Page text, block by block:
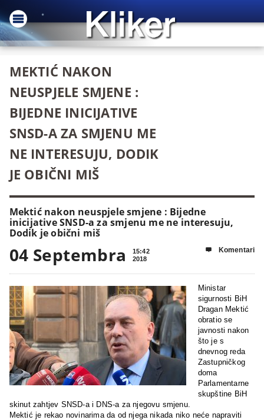
MEKTIĆ NAKON
NEUSPJELE SMJENE :
BIJEDNE INICIJATIVE
SNSD-A ZA SMJENU ME
NE INTERESUJU, DODIK
JE OBIČNI MIŠ
Mektić nakon neuspjele smjene : Bijedne
inicijative SNSD-a za smjenu me ne interesuju,
Dodik je obični miš
04 Septembra
15:42
2018
 Komentari
Ministar
sigurnosti BiH
Dragan Mektić
obratio se
javnosti nakon
što je s
dnevnog reda
Zastupničkog
doma
Parlamentarne
skupštine BiH
skinut zahtjev SNSD-a i DNS-a za njegovu smjenu.
Mektić je rekao novinarima da od njega nikada niko neće napraviti